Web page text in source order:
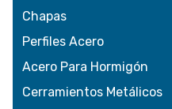
Chapas
Perfiles Acero
Acero Para Hormigón
Cerramientos Metálicos